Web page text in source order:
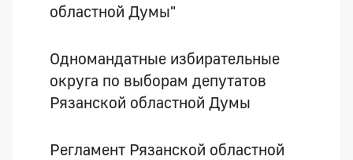
областной Думы"
Одномандатные избирательные
округа по выборам депутатов
Рязанской областной Думы
Регламент Рязанской областной